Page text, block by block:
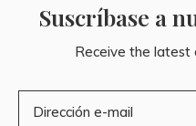
Suscríbase a
Receive the latest